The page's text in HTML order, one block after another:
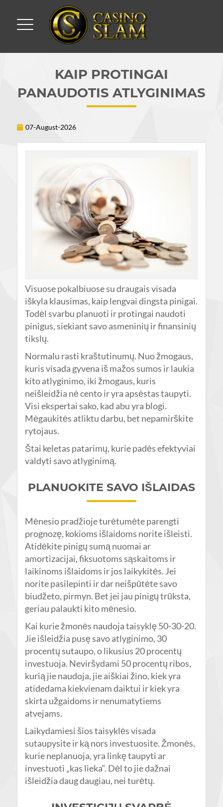
KAIP PROTINGAI
PANAUDOTIS ATLYGINIMAS
07-August-2026
Visuose pokalbiuose su draugais visada
iškyla klausimas, kaip lengvai dingsta pinigai.
Todėl svarbu planuoti ir protingai naudoti
pinigus, siekiant savo asmeninių ir finansinių
tikslų.
Normalu rasti kraštutinumų. Nuo žmogaus,
kuris visada gyvena iš mažos sumos ir laukia
kito atlyginimo, iki žmogaus, kuris
neišleidžia nė cento ir yra apsėstas taupyti.
Visi ekspertai sako, kad abu yra blogi.
Mėgaukitės atliktu darbu, bet nepamirškite
rytojaus.
Štai keletas patarimų, kurie padės efektyviai
valdyti savo atlyginimą.
PLANUOKITE SAVO IŠLAIDAS
Mėnesio pradžioje turėtumėte parengti
prognozę, kokioms išlaidoms norite išleisti.
Atidėkite pinigų sumą nuomai ar
amortizacijai, fiksuotoms sąskaitoms ir
laikinoms išlaidoms ir jos laikykitės. Jei
norite pasilepinti ir dar neišpūtėte savo
biudžeto, pirmyn. Bet jei jau pinigų trūksta,
geriau palaukti kito mėnesio.
Kai kurie žmonės naudoja taisyklę 50-30-20.
Jie išleidžia pusę savo atlyginimo, 30
procentų sutaupo, o likusius 20 procentų
investuoja. Neviršydami 50 procentų ribos,
kurią jie naudoja, jie aiškiai žino, kiek yra
atidedama kiekvienam daiktui ir kiek yra
skirta užgaidoms ir nenumatytiems
atvejams.
Laikydamiesi šios taisyklės visada
sutaupysite ir ką nors investuosite. Žmonės,
kurie neplanuoja, yra linkę taupyti ar
investuoti „kas lieka“. Dėl to jie dažnai
išleidžia daug daugiau, nei turėtų.